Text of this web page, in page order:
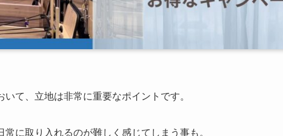
て、立地は非常に重要なポイントです。
に取り入れるのが難しく感じてしまう事も。